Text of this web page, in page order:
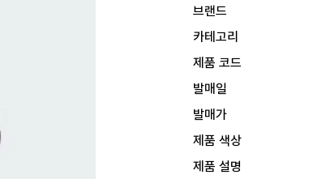
브랜드
카테고리
제품 코드
발매일
발매가
제품 색상
제품 설명